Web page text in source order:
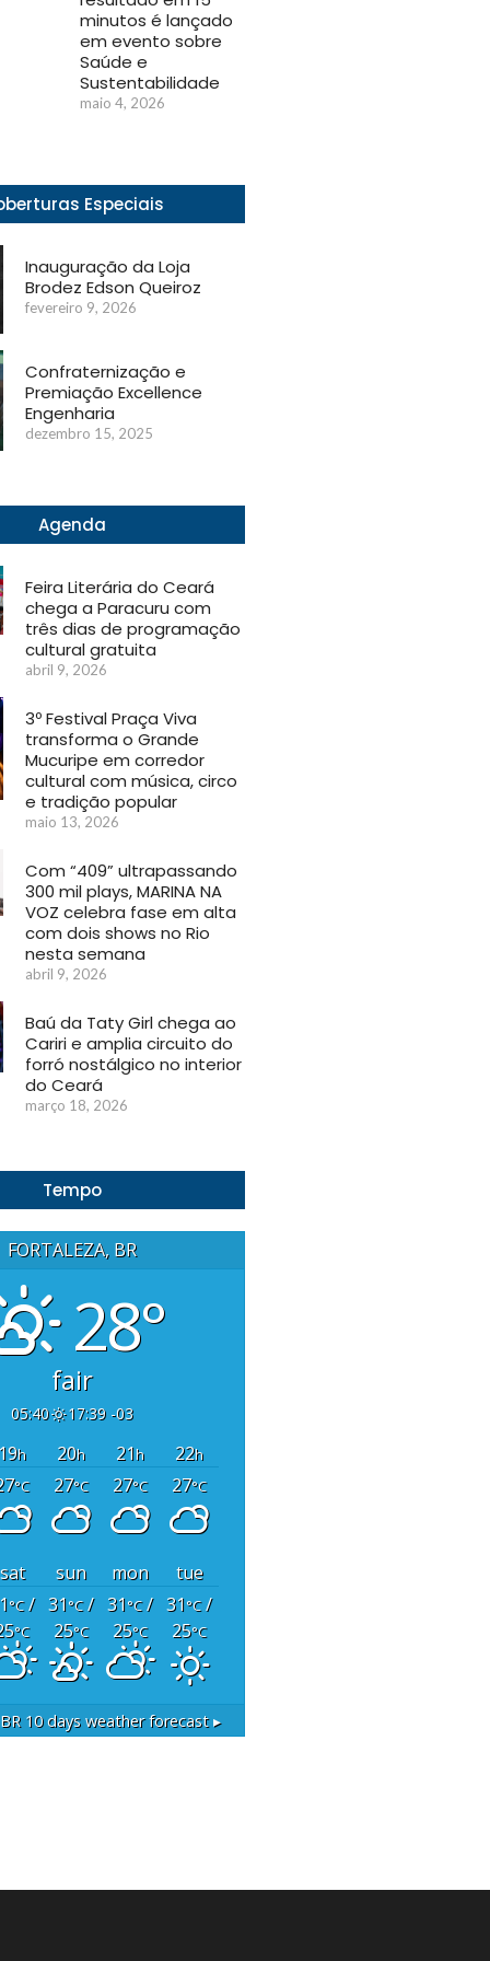
minutos é lançado
em evento sobre
Saúde e
Sustentabilidade
maio 4, 2026
Especiais
Inauguração da Loja
Brodez Edson Queiroz
fevereiro 9, 2026
Confraternização e
Premiação Excellence
Engenharia
dezembro 15, 2025
Agenda
Feira Literária do Ceará
chega a Paracuru com
três dias de programação
cultural gratuita
abril 9, 2026
3º Festival Praça Viva
transforma o Grande
Mucuripe em corredor
cultural com música, circo
e tradição popular
maio 13, 2026
Com “409” ultrapassando
300 mil plays, MARINA NA
VOZ celebra fase em alta
com dois shows no Rio
nesta semana
abril 9, 2026
Baú da Taty Girl chega ao
Cariri e amplia circuito do
forró nostálgico no interior
do Ceará
março 18, 2026
Tempo
FORTALEZA, BR
28°
fair
05:40 17:39 -03
h 20h 21h 22h
°C 27°C 27°C 27°C
sat sun mon
tue
°C/
°C
31°C/
25°C
31°C/
25°C
31°C/
25°C
10 days weather forecast ▸